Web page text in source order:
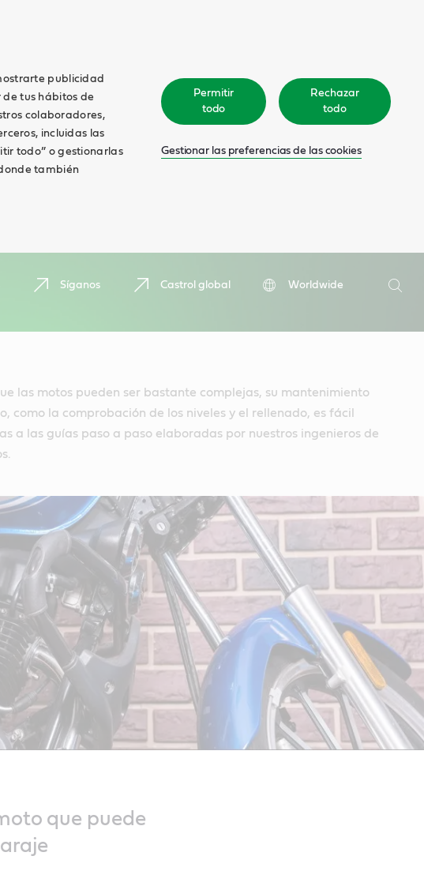
publicidad
tus hábitos de
colaboradores,
incluidas las
todo” o gestionarlas
también
Permitir
todo
Rechazar
todo
Gestionar las preferencias de las cookies
Síganos Castrol global
Worldwide
Buscar
las motos pueden ser bastante complejas, su mantenimiento
como la comprobación de los niveles y el rellenado, es fácil
a las guías paso a paso elaboradas por nuestros ingenieros de
que puede